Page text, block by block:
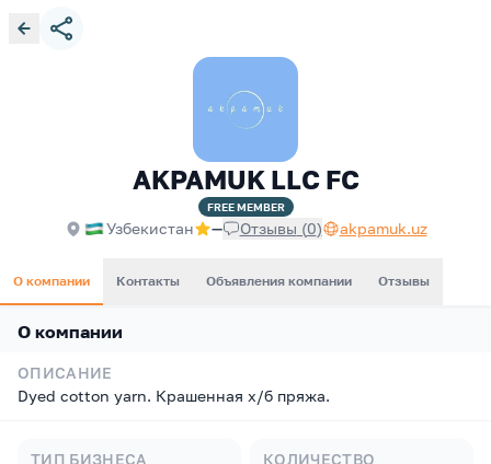
AKPAMUK LLC FC
FREEMEMBER
Узбекистан — Отзывы (0) akpamuk.uz
О компании Контакты Объявления компании Отзывы
О компании
ОПИСАНИЕ
Dyed cotton yarn. Крашенная х/б пряжа.
ТИП БИЗНЕСА
КОЛИЧЕСТВО